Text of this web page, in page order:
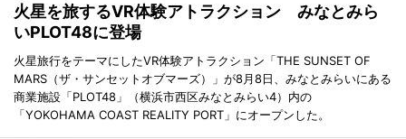
火星を旅するVR体験アトラクション みなとみら
いPLOT48に登場
火星旅行をテーマにしたVR体験アトラクション「THE SUNSET OF
MARS（ザ・サンセットオブマーズ）」が8月8日、みなとみらいにある
商業施設「PLOT48」（横浜市西区みなとみらい4）内の
「YOKOHAMA COAST REALITY PORT」にオープンした。